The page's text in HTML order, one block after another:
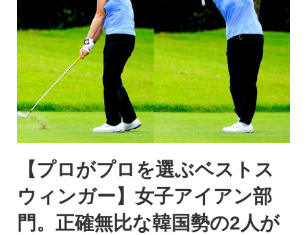
【プロがプロを選ぶベストス
ウィンガー】女子アイアン部
門。正確無比な韓国勢の2人が